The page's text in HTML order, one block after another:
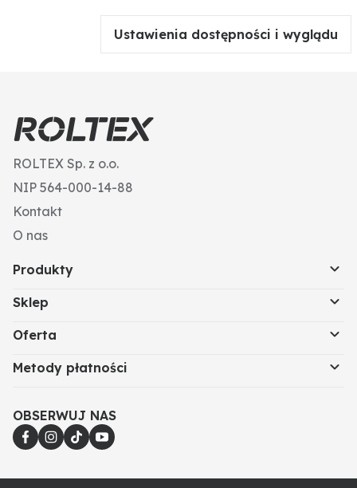
Ustawienia dostępności i wyglądu
ROLTEX Sp. z o.o.
NIP 564-000-14-88
Kontakt
O nas
Produkty
Sklep
Oferta
Metody płatności
OBSERWUJ NAS